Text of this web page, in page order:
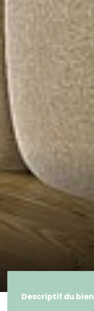
Descriptif du bien